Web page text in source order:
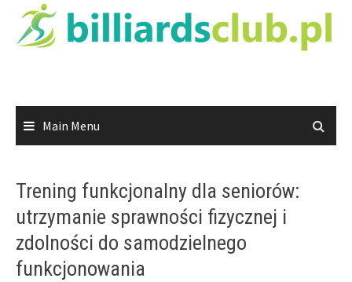
content
Main Menu
Trening funkcjonalny dla seniorów:
utrzymanie sprawności fizycznej i
zdolności do samodzielnego
funkcjonowania